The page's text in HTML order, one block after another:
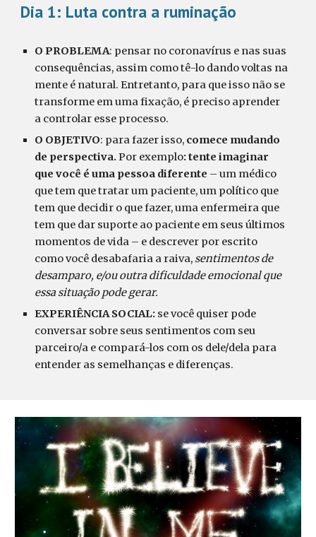
Dia 1: Luta contra a ruminação
O PROBLEMA: pensar no coronavírus e nas suas
consequências, assim como tê-lo dando voltas na
mente é natural. Entretanto, para que isso não se
transforme em uma fixação, é preciso aprender
a controlar esse processo.
O OBJETIVO: para fazer isso, comece mudando
de perspectiva.Por exemplo: tente imaginar
que você é uma pessoa diferente – um médico
que tem que tratar um paciente, um político que
tem que decidir o que fazer, uma enfermeira que
tem que dar suporte ao paciente em seus últimos
momentos de vida – e descrever por escrito
como você desabafaria a raiva, sentimentos de
desamparo, e/ou outra dificuldade emocional que
essa situação pode gerar.
EXPERIÊNCIA SOCIAL: se você quiser pode
conversar sobre seus sentimentos com seu
parceiro/a e compará-los com os dele/dela para
entender as semelhanças e diferenças.